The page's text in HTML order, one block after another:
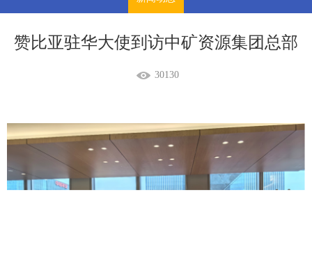
赞比亚驻华大使到访中矿资源集团总部
30130